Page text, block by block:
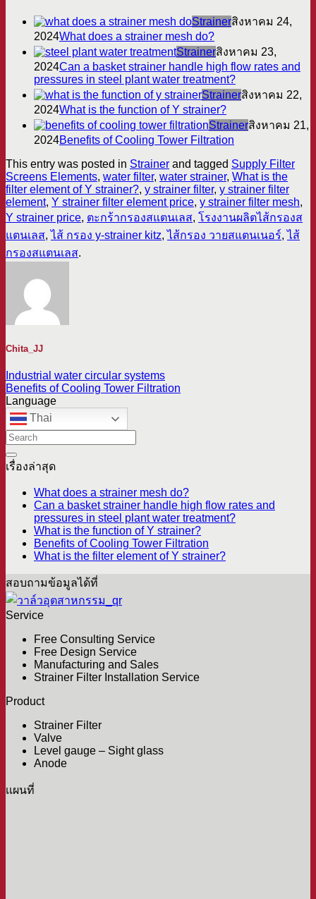
Strainerสิงหาคม 24,
2024What does a strainer mesh do?
Strainerสิงหาคม 23,
2024Can a basket strainer handle high flow rates and
pressures in steel plant water treatment?
Strainerสิงหาคม 22,
2024What is the function of Y strainer?
Strainerสิงหาคม 21,
2024Benefits of Cooling Tower Filtration
This entry was posted in Strainer and tagged Supply Filter
Screens Elements, water filter, water strainer, What is the
filter element of Y strainer?, y strainer filter, y strainer filter
element, Y strainer filter element price, y strainer filter mesh,
Y strainer price, ‎‎ตะกร้ากรองสแตนเลส, โรงงานผลิตไส้กรองส
แตนเลส,ไส้ กรอง y-strainer kitz,ไส้กรอง วายสแตนเนอร์,ไส้
กรองสแตนเลส.
Chita_JJ
Industrial water circular systems
Benefits of Cooling Tower Filtration
Language
Thai
เรื่องล่าสุด
What does a strainer mesh do?
Can a basket strainer handle high flow rates and
pressures in steel plant water treatment?
What is the function of Y strainer?
Benefits of Cooling Tower Filtration
What is the filter element of Y strainer?
สอบถามข้อมูลได้ที่
Service
Free Consulting Service
Free Design Service
Manufacturing and Sales
Strainer Filter Installation Service
Product
Strainer Filter
Valve
Level gauge – Sight glass
Anode
เเผนที่